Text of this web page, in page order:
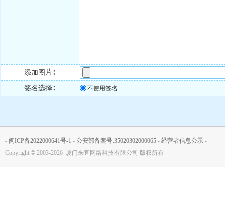
添加图片∶
签名选择∶ 不使用签名
- 闽ICP备2022000641号-1 - 公安部备案号:35020302000065 - 经营者信息公示 -
Copyright © 2003-2026 厦门来宜网络科技有限公司 版权所有